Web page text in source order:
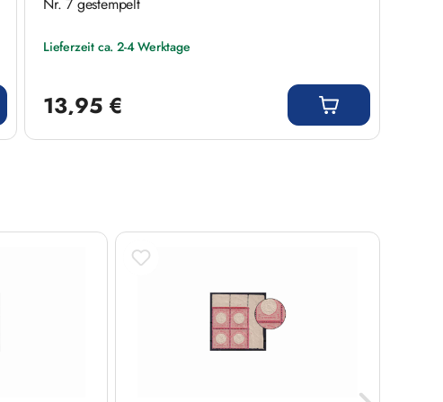
Lieferzeit ca. 2-4 Werktage
13,95 €